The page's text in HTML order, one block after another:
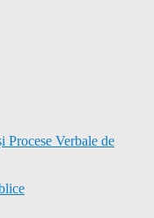
Verbale de